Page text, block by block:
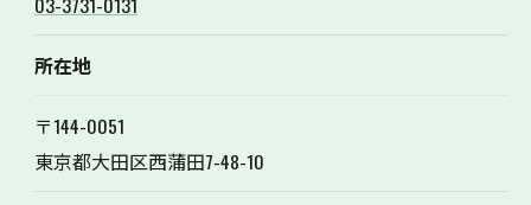
所在地
〒144-0051
東京都大田区西蒲田7-48-10